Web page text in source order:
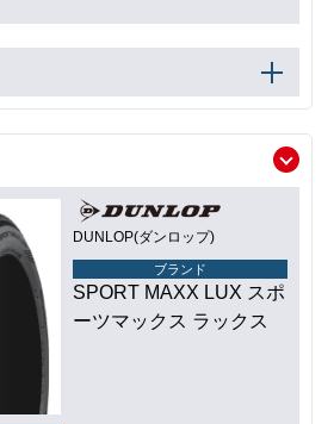
DUNLOP(ダンロップ)
ブランド
SPORT MAXX LUX スポ
ーツマックス ラックス